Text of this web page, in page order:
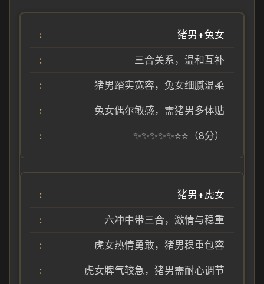
猪男+兔女
三合关系，温和互补
猪男踏实宽容，兔女细腻温柔
兔女偶尔敏感，需猪男多体贴
✨✨✨✨✨⭐⭐（8分）
猪男+虎女
六冲中带三合，激情与稳重
虎女热情勇敢，猪男稳重包容
虎女脾气较急，猪男需耐心调节